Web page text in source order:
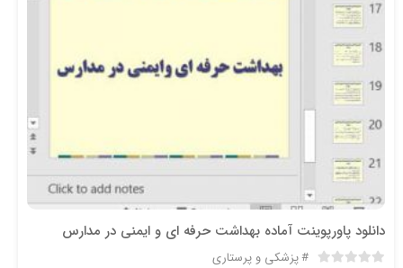
دانلود پاورپوینت آماده بهداشت حرفه ای و ایمنی در مدارس
پزشکی و پرستاری